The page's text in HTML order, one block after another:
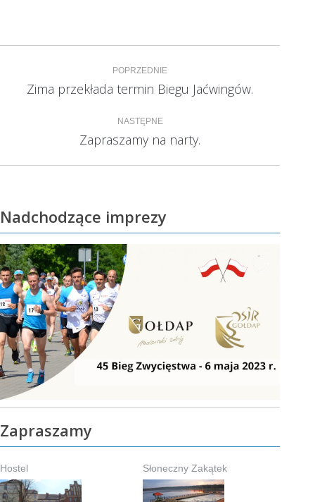
Nawigacja
wpisów
POPRZEDNIE
Poprzedni
Zima przekłada termin Biegu Jaćwingów.
NASTĘPNE
Następny
wpis:
Zapraszamy na narty.
Nadchodzące imprezy
Zapraszamy
Hostel Słoneczny Zakątek